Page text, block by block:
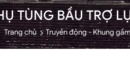
TÙNG BẦU TRỢ
Trang chủ Truyền động - Khung